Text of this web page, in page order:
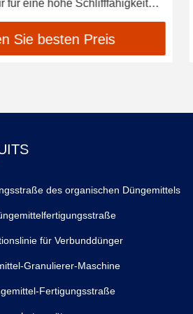
für eine hohe Schlifffähigkeit
Sie besten Preis
des organischen Düngemittels
für Verbunddünger
Granulierer-Maschine
Fertigungsstraße